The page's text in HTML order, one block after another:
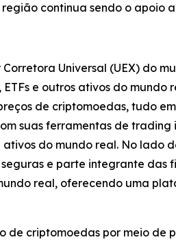
continua sendo o apoio
Universal (UEX) do
e outros ativos do
de criptomoedas, tudo
suas ferramentas de
ativos do mundo real. No lado
e parte integrante das
real, oferecendo uma
de criptomoedas por meio